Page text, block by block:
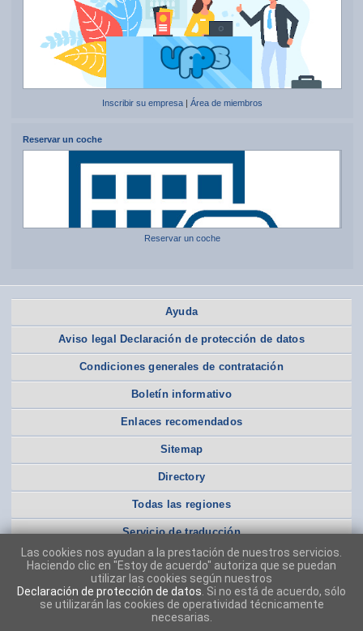
Inscribir su empresa| Área de miembros
Reservar un coche
Reservar un coche
Ayuda
Aviso legal Declaración de protección de datos
Condiciones generales de contratación
Boletín informativo
Enlaces recomendados
Sitemap
Directory
Todas las regiones
Servicio de traducción
Las cookies nos ayudan a la prestación de nuestros servicios.
Haciendo clic en "Estoy de acuerdo" autoriza que se puedan
utilizar las cookies según nuestros
Declaración de protección de datos . Si no está de acuerdo, sólo
se utilizarán las cookies de operatividad técnicamente
necesarias.